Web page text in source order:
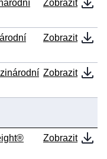
Zobrazit
Zobrazit
Zobrazit
Zobrazit